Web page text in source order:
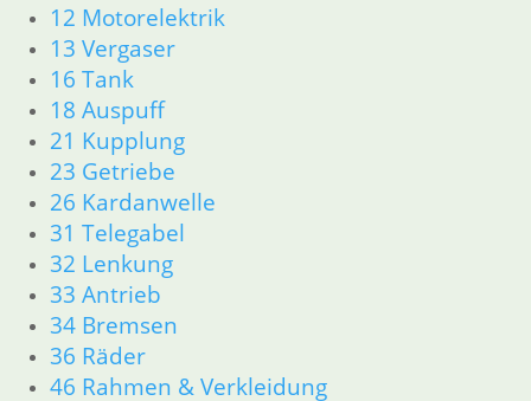
12 Motorelektrik
13 Vergaser
16 Tank
18 Auspuff
21 Kupplung
23 Getriebe
26 Kardanwelle
31 Telegabel
32 Lenkung
33 Antrieb
34 Bremsen
36 Räder
46 Rahmen & Verkleidung
Ersatzteile nach Modell
K-Modell
11 Motor
Dichtungen
32 Lenkung
33 Antrieb
34 Bremsen
46 Rahmen Verkleidung
61 Fahrzeugelektrik
R25 /3
11 Motor R25/3
Dichtungen
Zylinderkopf
12 Motorelektrik
13 Vergaser